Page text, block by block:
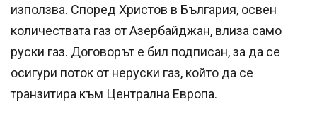
използва. Според Христов в България, освен
количествата газ от Азербайджан, влиза само
руски газ. Договорът е бил подписан, за да се
осигури поток от неруски газ, който да се
транзитира към Централна Европа.